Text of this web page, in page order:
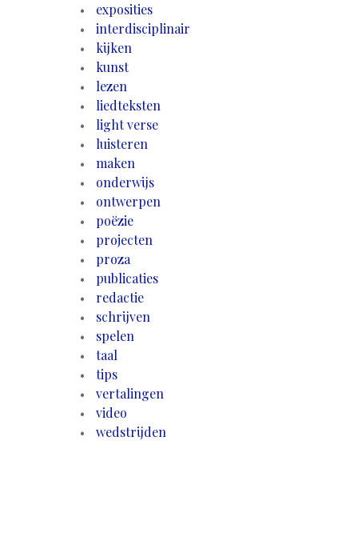
exposities
interdisciplinair
kijken
kunst
lezen
liedteksten
light verse
luisteren
maken
onderwijs
ontwerpen
poëzie
projecten
proza
publicaties
redactie
schrijven
spelen
taal
tips
vertalingen
video
wedstrijden